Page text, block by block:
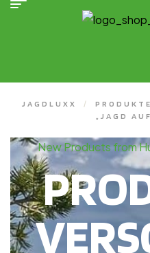
JAGDLUXX /
„JAGD
New Products from